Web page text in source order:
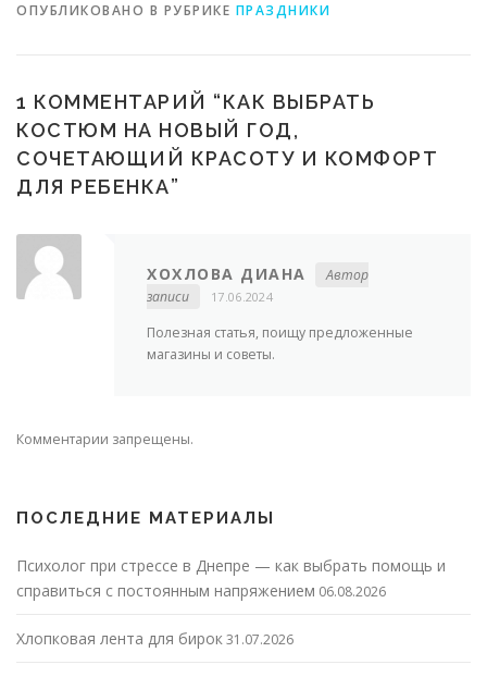
ОПУБЛИКОВАНО В РУБРИКЕ ПРАЗДНИКИ
1 КОММЕНТАРИЙ “КАК ВЫБРАТЬ
КОСТЮМ НА НОВЫЙ ГОД,
СОЧЕТАЮЩИЙ КРАСОТУ И КОМФОРТ
ДЛЯ РЕБЕНКА”
ХОХЛОВА ДИАНА
Автор
записи
17.06.2024
Полезная статья, поищу предложенные
магазины и советы.
Комментарии запрещены.
ПОСЛЕДНИЕ МАТЕРИАЛЫ
Психолог при стрессе в Днепре — как выбрать помощь и
справиться с постоянным напряжением 06.08.2026
Хлопковая лента для бирок31.07.2026